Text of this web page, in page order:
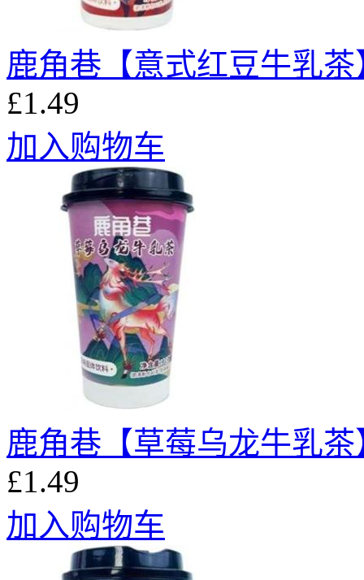
鹿角巷【意式红豆牛乳茶
£1.49
加入购物车
鹿角巷【草莓乌龙牛乳茶
£1.49
加入购物车